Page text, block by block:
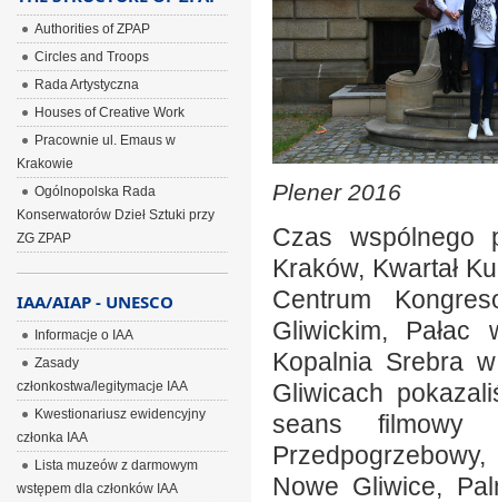
Plener 2016
Czas wspólnego
Kraków, Kwartał
Centrum
Gliwickim, Pałac
Kopalnia Srebra
Gliwicach
seans filmowy
Nowe Gliwice,
Authorities of ZPAP
Circles and Troops
Rada Artystyczna
Houses of Creative Work
Pracownie ul. Emaus w
Krakowie
Ogólnopolska Rada
Konserwatorów Dzieł Sztuki przy
ZG ZPAP
IAA/AIAP - UNESCO
Informacje o IAA
Zasady
członkostwa/legitymacje IAA
Kwestionariusz ewidencyjny
członka IAA
Lista muzeów z darmowym
wstępem dla członków IAA